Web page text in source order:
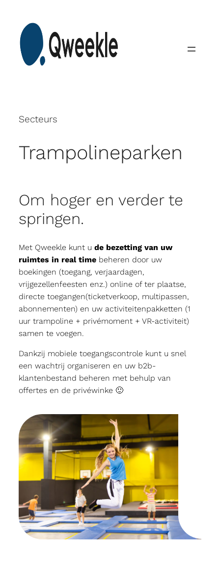
content
Secteurs
Trampolineparken
Om hoger en verder te
springen.
Met Qweekle kunt u de bezetting van uw
ruimtes in real time beheren door uw
boekingen (toegang, verjaardagen,
vrijgezellenfeesten enz.) online of ter plaatse,
directe toegangen(ticketverkoop, multipassen,
abonnementen) en uw activiteitenpakketten (1
uur trampoline + privémoment + VR-activiteit)
samen te voegen.
Dankzij mobiele toegangscontrole kunt u snel
een wachtrij organiseren en uw b2b-
klantenbestand beheren met behulp van
offertes en de privéwinke 🙂